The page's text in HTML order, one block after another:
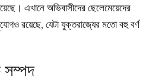
এখানে অভিবাসীদের ছেলেমেয়েদের
রয়েছে, যেটা যুক্তরাজ্যের মতো বহু বর্ণ
সম্পদ